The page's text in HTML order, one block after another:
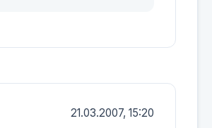
21.03.2007, 15:20